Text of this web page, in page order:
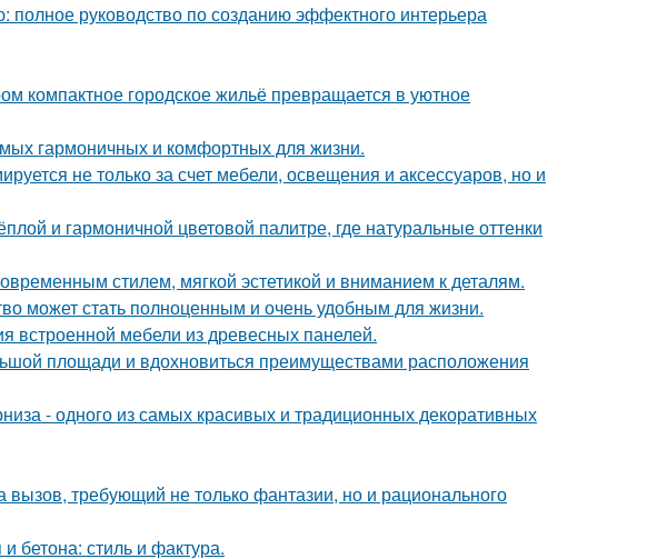
полное руководство по созданию эффектного интерьера
компактное городское жильё превращается в уютное
гармоничных и комфортных для жизни.
не только за счет мебели, освещения и аксессуаров, но и
и гармоничной цветовой палитре, где натуральные оттенки
стилем, мягкой эстетикой и вниманием к деталям.
может стать полноценным и очень удобным для жизни.
мебели из древесных панелей.
площади и вдохновиться преимуществами расположения
- одного из самых красивых и традиционных декоративных
вызов, требующий не только фантазии, но и рационального
бетона: стиль и фактура.